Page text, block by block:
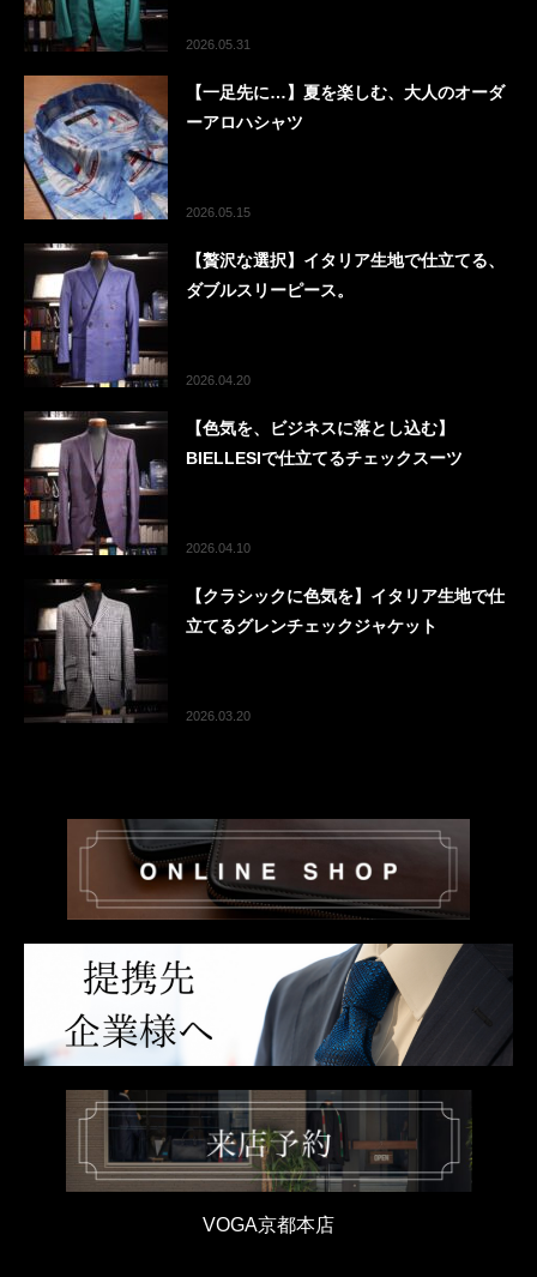
2026.05.31
【一足先に…】夏を楽しむ、大人のオーダ
ーアロハシャツ
2026.05.15
【贅沢な選択】イタリア生地で仕立てる、
ダブルスリーピース。
2026.04.20
【色気を、ビジネスに落とし込む】
BIELLESIで仕立てるチェックスーツ
2026.04.10
【クラシックに色気を】イタリア生地で仕
立てるグレンチェックジャケット
2026.03.20
VOGA京都本店